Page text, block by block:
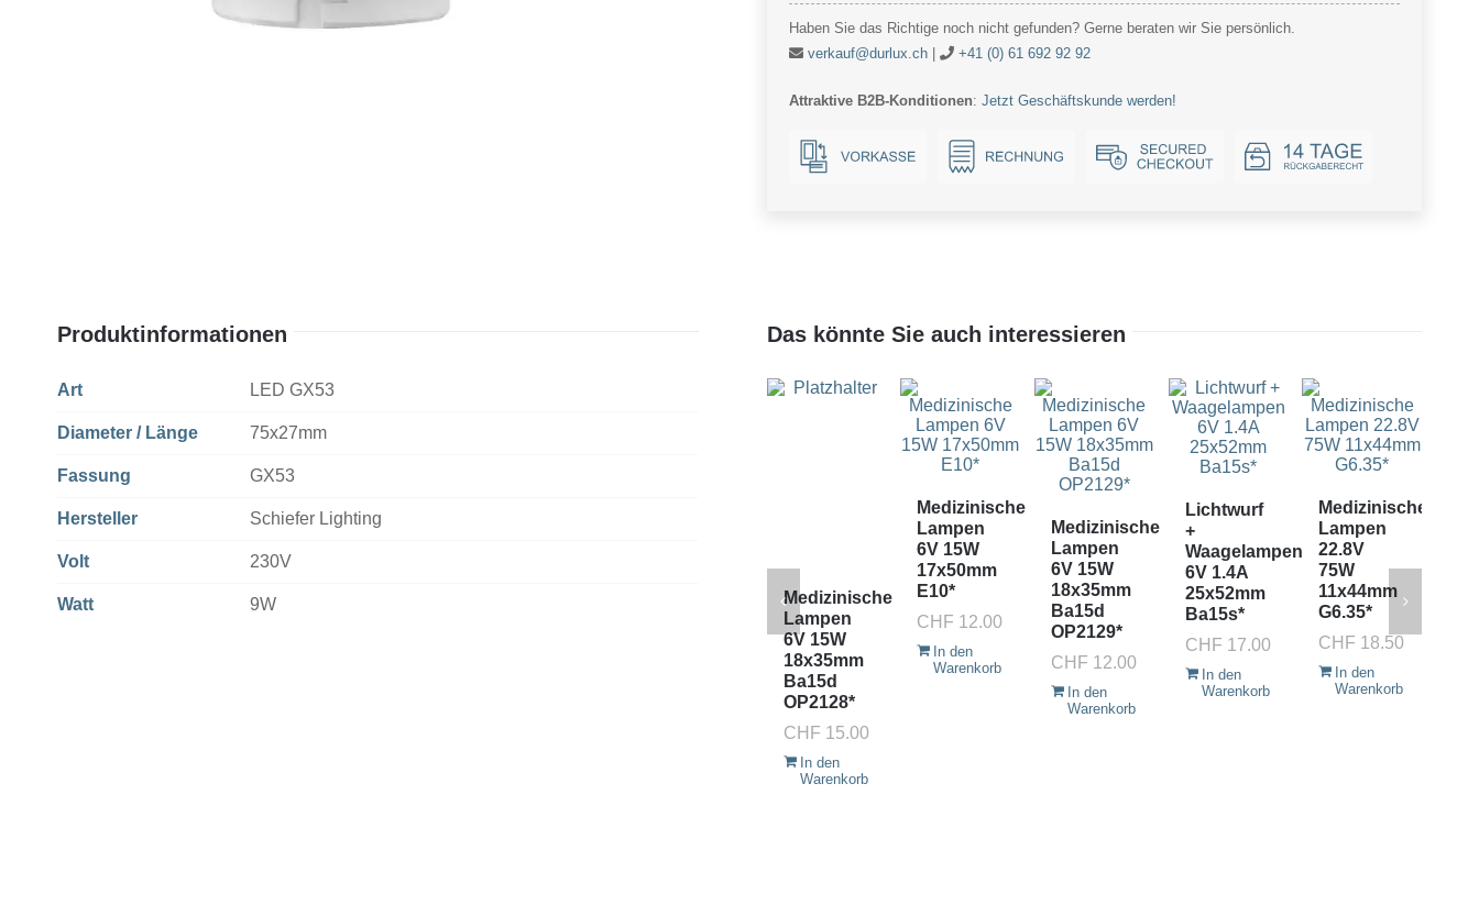
810Lm
827
AC
Haben Sie das Richtige noch nicht gefunden? Gerne beraten wir Sie persönlich.
verkauf@durlux.ch| +41 (0) 61 692 92 92
Attraktive B2B-Konditionen: Jetzt Geschäftskunde werden!
Produktinformationen
Art LED GX53
Diameter / Länge 75x27mm
Fassung GX53
Hersteller Schiefer Lighting
Volt 230V
Watt 9W
Das könnte Sie auch interessieren
Medizinische
Lampen
6V 15W
18x35mm
Ba15d
OP2128*
CHF 15.00
In den
Warenkorb
Medizinische
Lampen
6V 15W
17x50mm
E10*
CHF 12.00
In den
Warenkorb
Medizinische
Lampen
6V 15W
18x35mm
Ba15d
OP2129*
CHF 12.00
In den
Warenkorb
Lichtwurf
+
Waagelampen
6V 1.4A
25x52mm
Ba15s*
CHF 17.00
In den
Warenkorb
Medizinische
Lampen
22.8V
75W
11x44mm
G6.35*
CHF 18.50
In den
Warenkorb